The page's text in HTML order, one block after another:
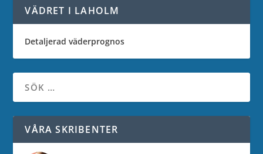
VÄDRET I LAHOLM
Detaljerad väderprognos
VÅRA SKRIBENTER